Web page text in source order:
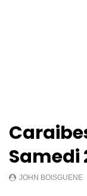
Samedi
JOHN BOISGUENE